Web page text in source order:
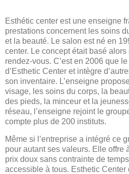
Esthétic center est une enseigne
prestations concernent les soins
et la beauté. Le salon est né en
center. Le concept était basé
rendez-vous. C’est en 2006 que
d’Esthetic Center et intègre
son inventaire. L’enseigne
visage, les soins du corps, la
des pieds, la minceur et la
réseau, l’enseigne rejoint le
compte plus de 200 instituts.
Même si l’entreprise a intégré ce
pour autant ses valeurs. Elle offre
prix doux sans contrainte de
accessible à tous. Esthetic Center